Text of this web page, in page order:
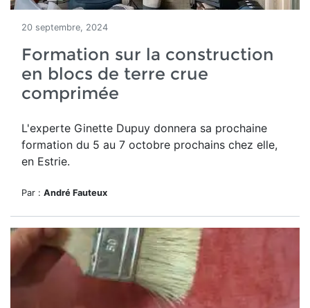
20 septembre, 2024
Formation sur la construction
en blocs de terre crue
comprimée
L'experte Ginette Dupuy donnera sa prochaine
formation du 5 au 7 octobre prochains chez elle,
en Estrie.
Par : André Fauteux